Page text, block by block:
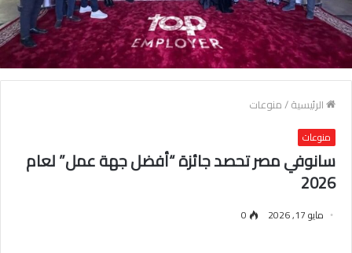
الرئيسية/منوعات
منوعات
سانوفي مصر تحصد جائزة “أفضل جهة عمل” لعام
2026
مايو 17, 2026 0